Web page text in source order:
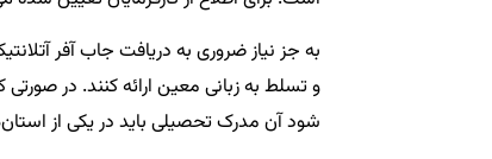
به جز نیاز ضروری به دریافت جاب آفر
و تسلط به زبانی معین ارائه کنند. در
شود آن مدرک تحصیلی باید در یکی از